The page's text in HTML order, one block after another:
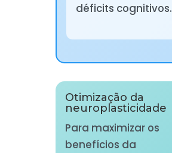
déficits cognitivos.
Otimização da
neuroplasticidade
Para maximizar os
benefícios da